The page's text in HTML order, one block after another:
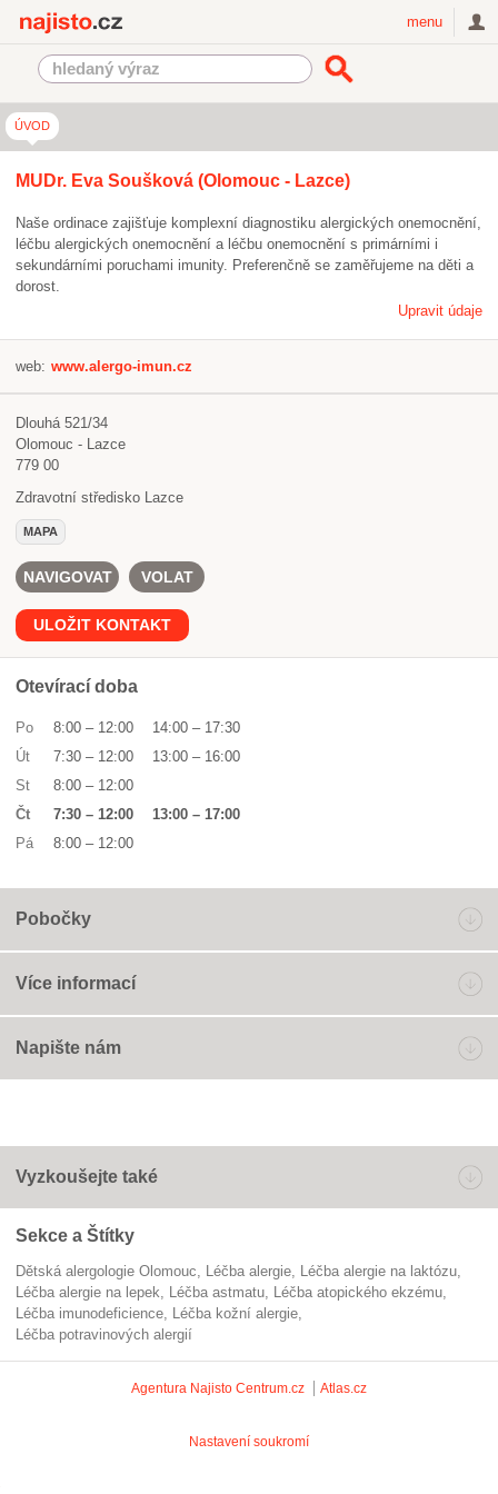
menu
ÚVOD
MUDr. Eva Soušková (Olomouc - Lazce)
Naše ordinace zajišťuje komplexní diagnostiku alergických onemocnění,
léčbu alergických onemocnění a léčbu onemocnění s primárními i
sekundárními poruchami imunity. Preferenčně se zaměřujeme na děti a
dorost.
Upravit údaje
web: www.alergo-imun.cz
Dlouhá 521/34
Olomouc - Lazce
779 00
Zdravotní středisko Lazce
MAPA
NAVIGOVAT VOLAT
ULOŽIT KONTAKT
Otevírací doba
Po 8:00 – 12:00 14:00 – 17:30
Út
7:30 – 12:00 13:00 – 16:00
St
8:00 – 12:00
Čt
7:30 – 12:00 13:00 – 17:00
Pá
8:00 – 12:00
Pobočky
Více informací
Napište nám
Vyzkoušejte také
Sekce a Štítky
Dětská alergologie Olomouc léčba alergie
léčba alergie na laktózu
léčba alergie na lepek
léčba astmatu
léčba atopického ekzému
léčba imunodeficience
léčba kožní alergie
léčba potravinových alergií
Agentura Najisto Centrum.cz Atlas.cz
Nastavení soukromí